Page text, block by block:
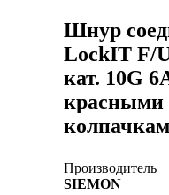
Шнур
LockIT F/
кат. 10G
красными
Производитель
SIEMON